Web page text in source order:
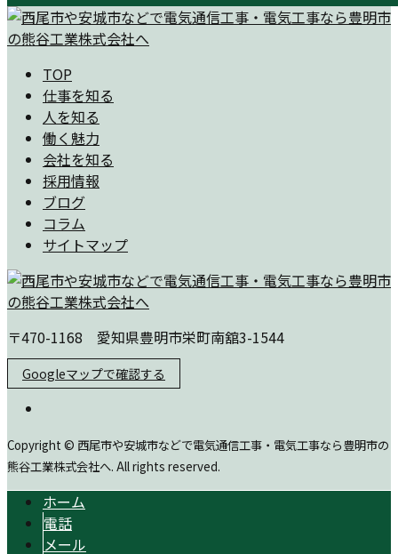
TOP
仕事を知る
人を知る
働く魅力
会社を知る
採用情報
ブログ
コラム
サイトマップ
〒470-1168 愛知県豊明市栄町南舘3-1544
Googleマップで確認する
Copyright © 西尾市や安城市などで電気通信工事・電気工事なら豊明市の
熊谷工業株式会社へ. All rights reserved.
ホーム
電話
メール